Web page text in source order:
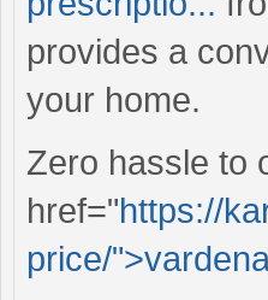
provides a
your home.
Zero hassle to
href="https://
price/